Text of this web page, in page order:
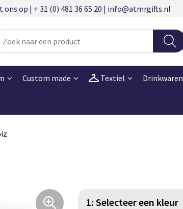
op | + 31 (0) 481 36 65 20 | info@atmrgifts.nl
Custom made Textiel Drinkwaren
1: Selecteer een kleur